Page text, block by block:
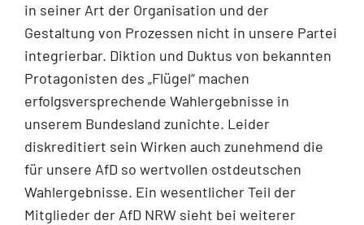
in seiner Art der Organisation und der
Gestaltung von Prozessen nicht in unsere Partei
integrierbar. Diktion und Duktus von bekannten
Protagonisten des „Flügel“ machen
erfolgsversprechende Wahlergebnisse in
unserem Bundesland zunichte. Leider
diskreditiert sein Wirken auch zunehmend die
für unsere AfD so wertvollen ostdeutschen
Wahlergebnisse. Ein wesentlicher Teil der
Mitglieder der AfD NRW sieht bei weiterer